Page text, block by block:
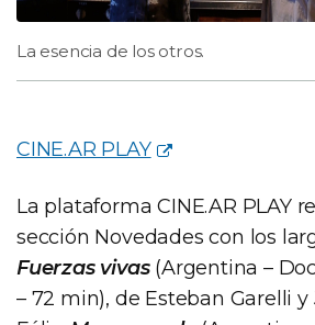
La esencia de los otros.
CINE.AR PLAY
La plataforma CINE.AR PLAY
sección Novedades con los
Fuerzas vivas(Argentina –
– 72 min), de Esteban Garelli